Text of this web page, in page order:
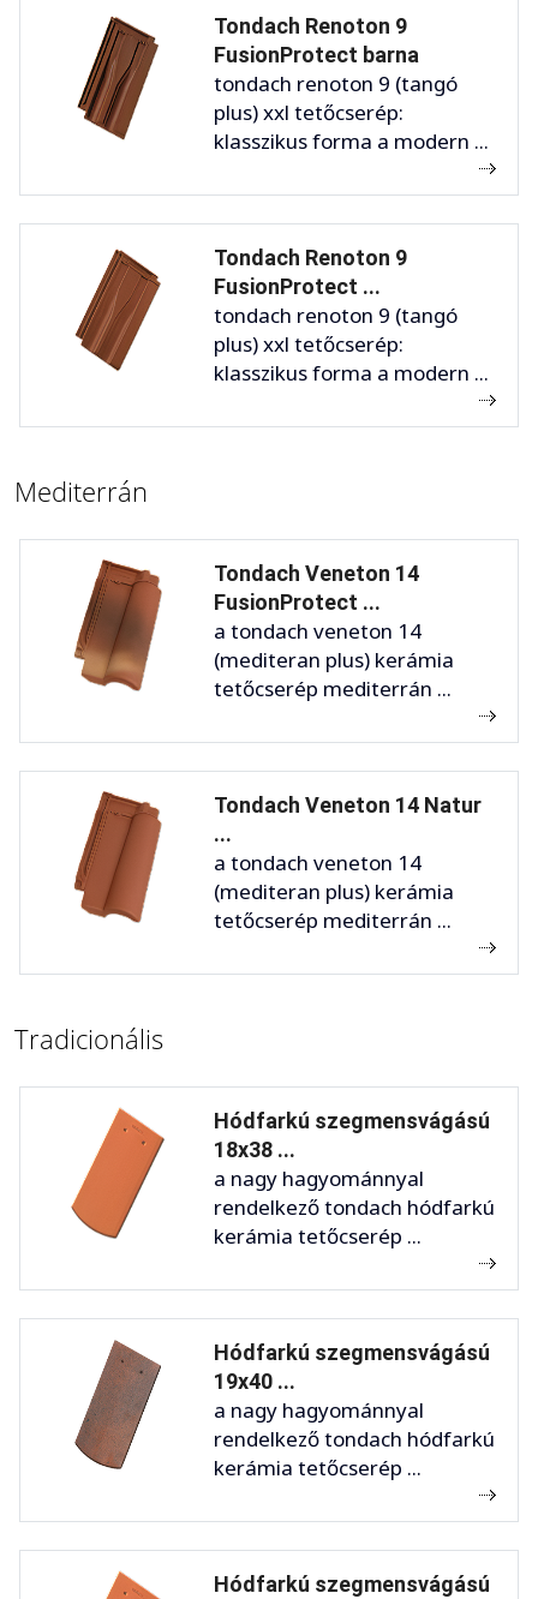
Tondach Renoton 9
FusionProtect barna
tondach renoton 9 (tangó
plus) xxl tetőcserép:
klasszikus forma a modern ...
Tondach Renoton 9
FusionProtect ...
tondach renoton 9 (tangó
plus) xxl tetőcserép:
klasszikus forma a modern ...
Mediterrán
Tondach Veneton 14
FusionProtect ...
a tondach veneton 14
(mediteran plus) kerámia
tetőcserép mediterrán ...
Tondach Veneton 14 Natur
...
a tondach veneton 14
(mediteran plus) kerámia
tetőcserép mediterrán ...
Tradicionális
Hódfarkú szegmensvágású
18x38 ...
a nagy hagyománnyal
rendelkező tondach hódfarkú
kerámia tetőcserép ...
Hódfarkú szegmensvágású
19x40 ...
a nagy hagyománnyal
rendelkező tondach hódfarkú
kerámia tetőcserép ...
Hódfarkú szegmensvágású